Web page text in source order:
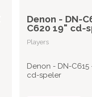
Denon - DN-
C620 19" cd-
Players
Denon - DN-C615
cd-speler